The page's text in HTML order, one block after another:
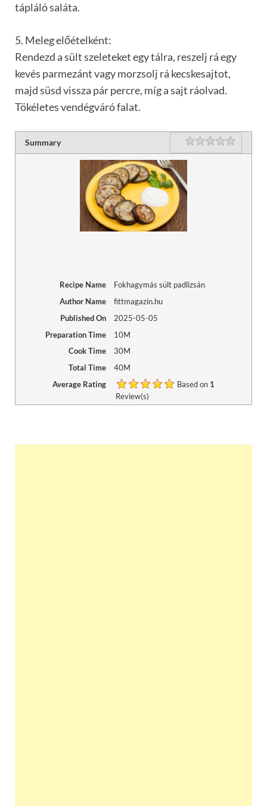
tápláló saláta.
5. Meleg előételként:
Rendezd a sült szeleteket egy tálra, reszelj rá egy
kevés parmezánt vagy morzsolj rá kecskesajtot,
majd süsd vissza pár percre, míg a sajt ráolvad.
Tökéletes vendégváró falat.
Summary Rating
Recipe Name
Fokhagymás sült padlizsán
Author Name
fittmagazin.hu
Published On
2025-05-05
Preparation Time
10M
Cook Time
30M
Total Time
40M
Average Rating
Based on 1
Review(s)